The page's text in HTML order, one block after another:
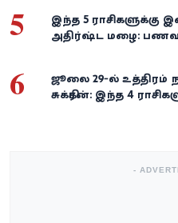
5
இந்த 5
அதிர்ஷ்ட மழை:
6
ஜூலை 29-ல் உத்திரம்
சுக்கிரன்: இந்த 4
-